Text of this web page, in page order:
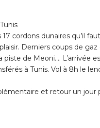
cordons dunaires qu’il
Derniers coups de
de Meoni…. L’arrivée
à Tunis. Vol à 8h le
et retour un jour